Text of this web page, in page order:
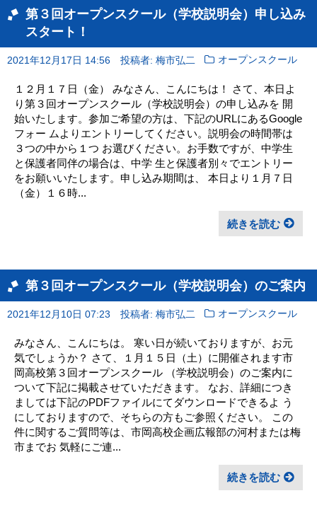
第３回オープンスクール（学校説明会）申し込み
スタート！
2021年12月17日 14:56 投稿者: 梅市弘二 オープンスクール
１２月１７日（金） みなさん、こんにちは！ さて、本日よ
り第３回オープンスクール（学校説明会）の申し込みを 開
始いたします。参加ご希望の方は、下記のURLにあるGoogle
フォー ムよりエントリーしてください。説明会の時間帯は
３つの中から１つ お選びください。お手数ですが、中学生
と保護者同伴の場合は、中学 生と保護者別々でエントリー
をお願いいたします。申し込み期間は、 本日より１月７日
（金）１６時...
続きを読む
第３回オープンスクール（学校説明会）のご案内
2021年12月10日 07:23 投稿者: 梅市弘二 オープンスクール
みなさん、こんにちは。 寒い日が続いておりますが、お元
気でしょうか？ さて、１月１５日（土）に開催されます市
岡高校第３回オープンスクール （学校説明会）のご案内に
ついて下記に掲載させていただきます。 なお、詳細につき
ましては下記のPDFファイルにてダウンロードできるよ う
にしておりますので、そちらの方もご参照ください。 この
件に関するご質問等は、市岡高校企画広報部の河村または梅
市までお 気軽にご連...
続きを読む